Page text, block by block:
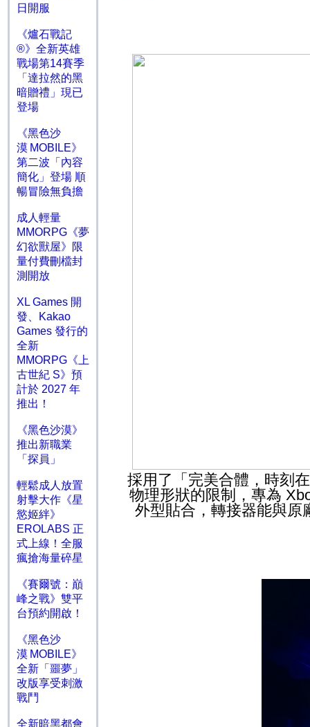
日開服
《爐石戰記
®》全新英雄
戰場第14賽季
「達拉然的黑
暗贈禮」現已
登場
《黑色沙
漠 MOBILE》
第二波「內容
簡化」登場 順
暢冒險無負擔
成人輕量
MMORPG《夢
幻欲獸屋》限
量付費刪檔封
測開放
XL Games 開
發、Kakao
Games 發行的
全新
MMORPG《上
古世紀 S》預
計於 2027 年
推出！
《黑色沙漠》
推出新職業
「探員」
輕鬆成人放置
射擊大作《星
慾姬絆》
EROLABS 正
式上線！全服
瘋搶海量碎星
《賽爾號：巔
峰之戰》雙平
台預約開啟！
《黑色沙
漠 MOBILE》
全新「噩夢」
改版享受刺激
戰鬥
全新暗黑都會
採用了「完美合體，時刻
物理形狀的限制，專為
外型貼合，轉接器能與原